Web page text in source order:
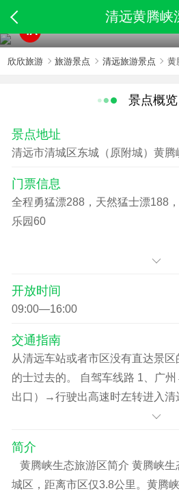
清远黄腾峡
4A
欣欣旅游 旅游景点 清远旅游景点 黄
景点概览
景点地址
清远市清城区东城（原附城）黄腾
门票信息
全程勇猛漂288，天然猛士漂188
乐园60
开放时间
09:00—16:00
交通指南
从清远车站或者市区没有直达景
的士过去的。 自驾车线路 1、广
出口）→行驶出高速时左转进入清
后往凤城大桥方向→经过凤城大桥
速（银盏出口）→107国道直行到
一个红绿灯右转直行3.8公里→到
简介
黄腾峡生态旅游区简介 黄腾峡生
城区，距离市区仅3.8公里。黄腾